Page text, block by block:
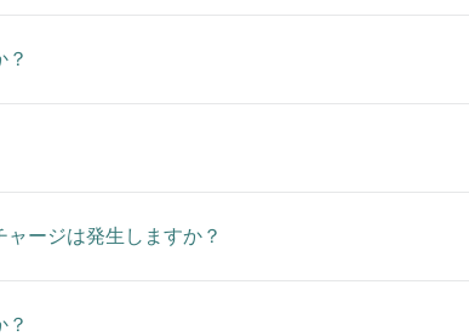
？
ージは発生しますか？
？